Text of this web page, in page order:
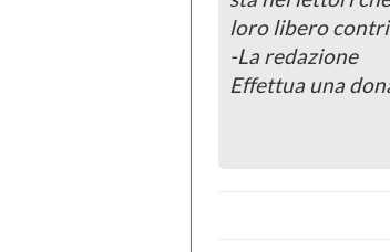
loro libero
-La redazione
Effettua una